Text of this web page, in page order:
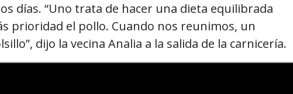
días. “Uno trata de hacer una dieta equilibrada
prioridad el pollo. Cuando nos reunimos, un
dijo la vecina Analia a la salida de la carnicería.